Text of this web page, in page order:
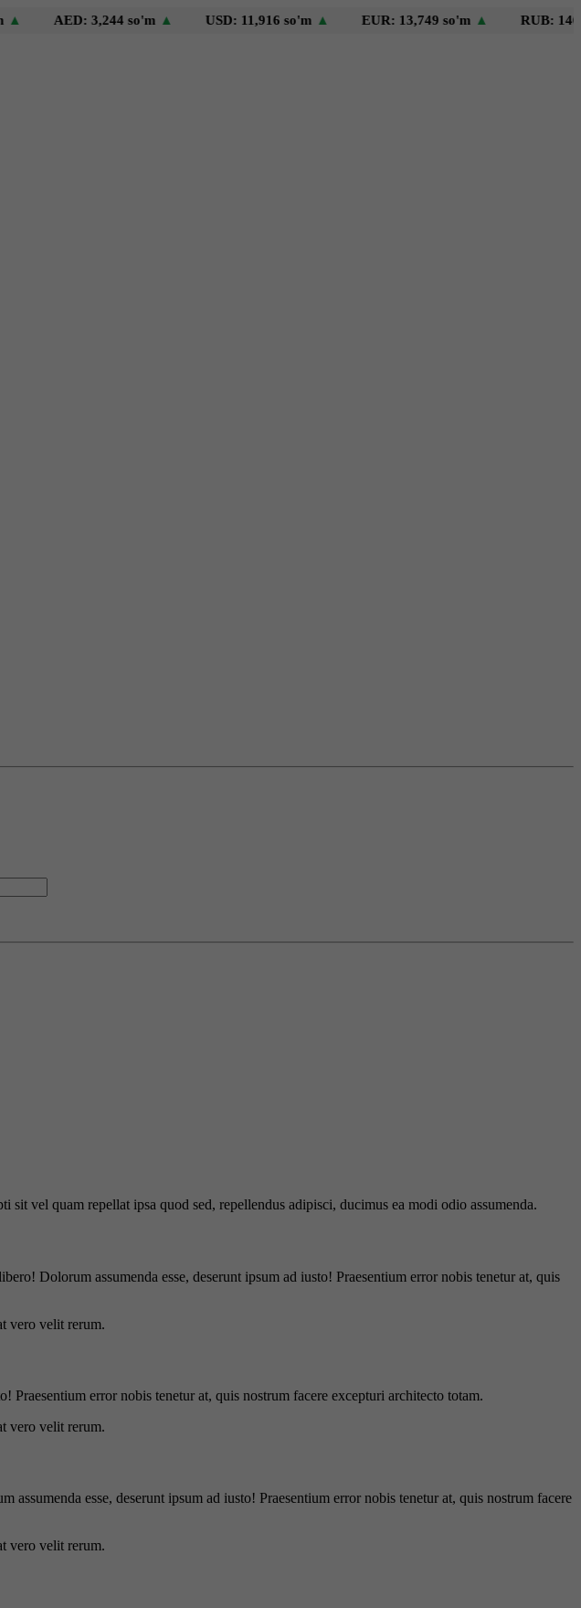
AED: 3,244 so'm▲ USD: 11,916 so'm▲ EUR: 13,749 so'm▲ RUB: 146 so'm▼
vel quam repellat ipsa quod sed, repellendus adipisci, ducimus ea modi odio assumenda.
Dolorum assumenda esse, deserunt ipsum ad iusto! Praesentium error nobis tenetur at, quis
vero velit rerum.
Praesentium error nobis tenetur at, quis nostrum facere excepturi architecto totam.
vero velit rerum.
esse, deserunt ipsum ad iusto! Praesentium error nobis tenetur at, quis nostrum facere
vero velit rerum.